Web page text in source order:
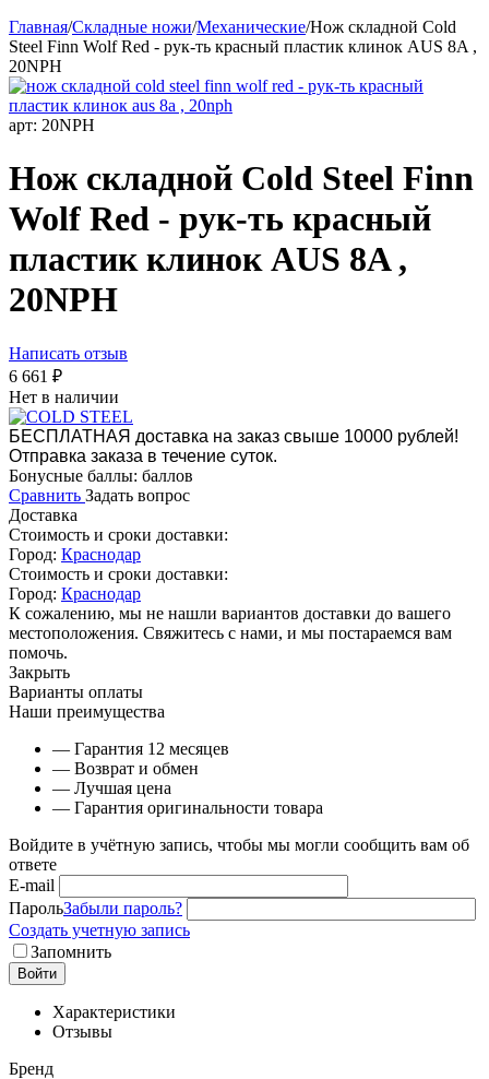
Главная/Складные ножи/Механические/Нож складной Cold
Steel Finn Wolf Red - рук-ть красный пластик клинок AUS 8A ,
20NPH
арт: 20NPH
Нож складной Cold Steel Finn
Wolf Red - рук-ть красный
пластик клинок AUS 8A ,
20NPH
Написать отзыв
6 661 ₽
Нет в наличии
БЕСПЛАТНАЯ доставка на заказ свыше 10000 рублей!
Отправка заказа в течение суток.
Бонусные баллы: баллов
Сравнить Задать вопрос
Доставка
Стоимость и сроки доставки:
Город: Краснодар
Стоимость и сроки доставки:
Город: Краснодар
К сожалению, мы не нашли вариантов доставки до вашего
местоположения. Свяжитесь с нами, и мы постараемся вам
помочь.
Закрыть
Варианты оплаты
Наши преимущества
— Гарантия 12 месяцев
— Возврат и обмен
— Лучшая цена
— Гарантия оригинальности товара
Войдите в учётную запись, чтобы мы могли сообщить вам об
ответе
E-mail
ПарольЗабыли пароль?
Создать учетную запись
Запомнить
Войти
Характеристики
Отзывы
Бренд